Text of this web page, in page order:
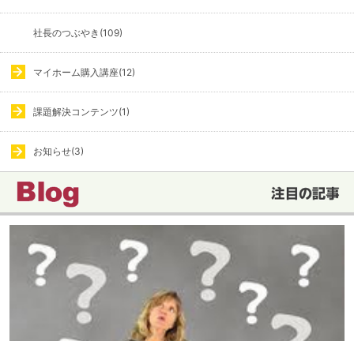
社長のつぶやき(109)
マイホーム購入講座(12)
課題解決コンテンツ(1)
お知らせ(3)